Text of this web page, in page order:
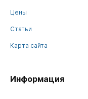
Цены
Статьи
Карта сайта
Информация